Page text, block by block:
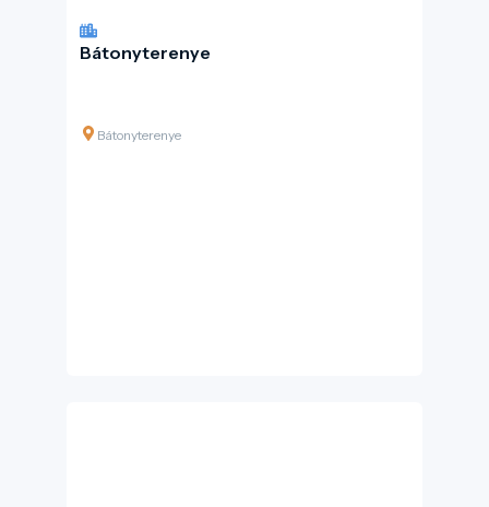
Bátonyterenye
Bátonyterenye